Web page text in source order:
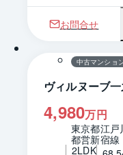
お問合せ
中古マンショ
ヴィルヌーブ
4,980万円
東京都江戸
都営新宿線
2LDK